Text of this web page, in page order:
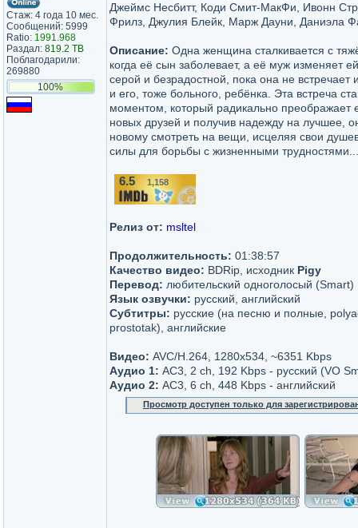
Стаж: 4 года 10 мес.
Сообщений: 5999
Ratio: 1991.968
Раздал: 819.2 TB
Поблагодарили:
269880
100%
Джеймс Несбитт, Коди Смит-МакФи, Ивонн
Фрилз, Джулия Блейк, Марж Дауни, Даниэла
Описание: Одна женщина сталкивается с
когда её сын заболевает, а её муж изменяет
серой и безрадостной, пока она не встречает
и его, тоже больного, ребёнка. Эта встреча
моментом, который радикально преображает
новых друзей и получив надежду на лучшее,
новому смотреть на вещи, исцеляя свои
силы для борьбы с жизненными трудностями...
6.5 1,158
Релиз от: msltel
Продолжительность: 01:38:57
Качество видео: BDRip, исходник Pigy
Перевод: любительский одноголосый (Smart)
Язык озвучки: русский, английский
Субтитры: русские (на песню и полные,
prostotak), английские
Видео: AVC/H.264, 1280x534, ~6351 Kbps
Аудио 1: AC3, 2 ch, 192 Kbps - русский (VO
Аудио 2: AC3, 6 ch, 448 Kbps - английский
Просмотр доступен только для